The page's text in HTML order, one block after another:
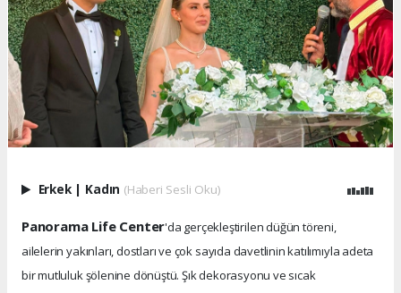
Erkek | Kadın (Haberi Sesli Oku)
Panorama Life Center'da gerçekleştirilen düğün töreni,
ailelerin yakınları, dostları ve çok sayıda davetlinin katılımıyla adeta
bir mutluluk şölenine dönüştü. Şık dekorasyonu ve sıcak